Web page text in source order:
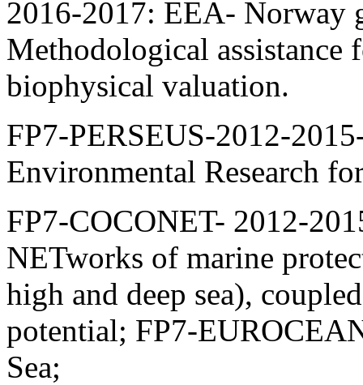
2016-2017: ЕЕA- Norway
Methodological assistance
biophysical valuation.
FP7-PERSEUS-2012-
Environmental Research
FP7-COCONET- 2012-
NETworks of marine
high and deep sea),
potential; FP7-
Sea;